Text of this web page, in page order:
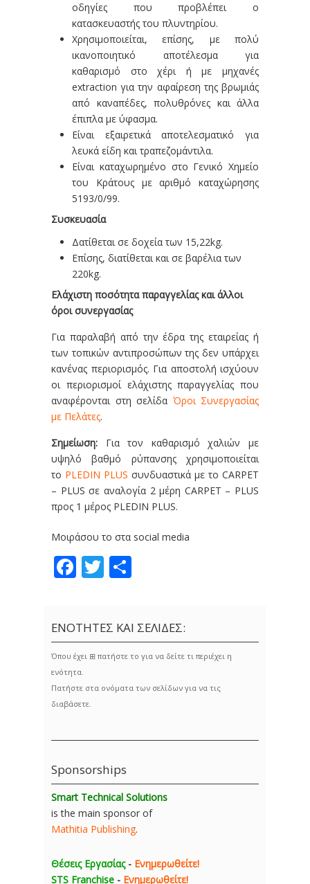
οδηγίες που προβλέπει ο
κατασκευαστής του πλυντηρίου.
Χρησιμοποιείται, επίσης, με πολύ
ικανοποιητικό αποτέλεσμα για
καθαρισμό στο χέρι ή με μηχανές
extraction για την αφαίρεση της βρωμιάς
από καναπέδες, πολυθρόνες και άλλα
έπιπλα με ύφασμα.
Είναι εξαιρετικά αποτελεσματικό για
λευκά είδη και τραπεζομάντιλα.
Είναι καταχωρημένο στο Γενικό Χημείο
του Κράτους με αριθμό καταχώρησης
5193/0/99.
Συσκευασία
Δατίθεται σε δοχεία των 15,22kg.
Επίσης, διατίθεται και σε βαρέλια των
220kg.
Ελάχιστη ποσότητα παραγγελίας και άλλοι
όροι συνεργασίας
Για παραλαβή από την έδρα της εταιρείας ή
των τοπικών αντιπροσώπων της δεν υπάρχει
κανένας περιορισμός. Για αποστολή ισχύουν
οι περιορισμοί ελάχιστης παραγγελίας που
αναφέρονται στη σελίδα Όροι Συνεργασίας
με Πελάτες.
Σημείωση: Για τον καθαρισμό χαλιών με
υψηλό βαθμό ρύπανσης χρησιμοποιείται
το PLEDIN PLUS συνδυαστικά με το CARPET
– PLUS σε αναλογία 2 μέρη CARPET – PLUS
προς 1 μέρος PLEDIN PLUS.
Μοιράσου το στα social media
Facebook
Twitter
ΕΝΟΤΗΤΕΣ ΚΑΙ ΣΕΛΙΔΕΣ:
Όπου έχει ⊞ πατήστε το για να δείτε τι περιέχει η
ενότητα.
Πατήστε στα ονόματα των σελίδων για να τις
διαβάσετε.
Sponsorships
Smart Technical Solutions
is the main sponsor of
Mathitia Publishing.
Θέσεις Εργασίας - Ενημερωθείτε!
STS Franchise - Ενημερωθείτε!